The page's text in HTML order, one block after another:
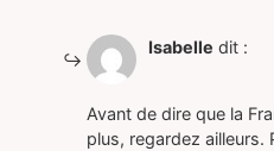
Isabelle dit :
Avant de dire que la
plus, regardez ailleurs.